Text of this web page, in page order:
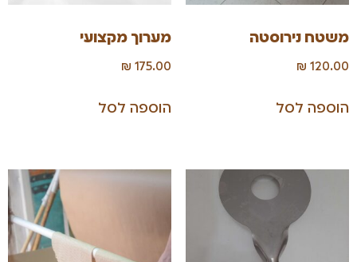
משטח נירוסטה
₪ 120.00
הוספה לסל
מערוך מקצועי
₪ 175.00
הוספה לסל